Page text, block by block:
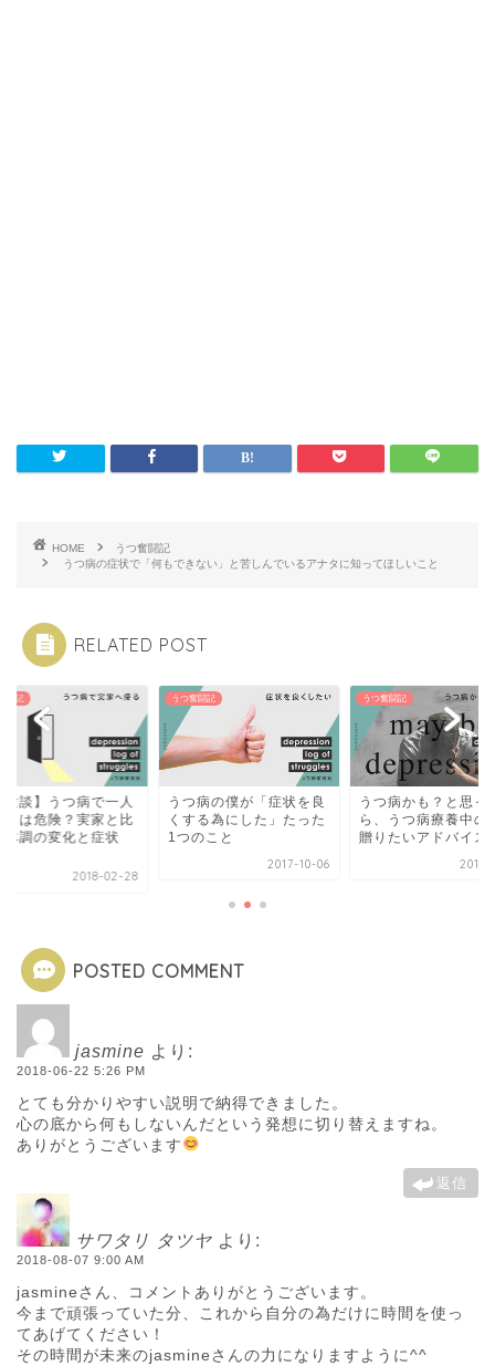
HOME
うつ奮闘記
うつ病の症状で「何もできない」と苦しんでいるアナタに知ってほしいこと
RELATED POST
闘記
験談】うつ病で一人
しは危険？実家と比
体調の変化と症状
2018-02-28
うつ奮闘記
うつ病の僕が「症状を良
くする為にした」たった
1つのこと
2017-10-06
うつ奮闘記
うつ病かも？と思っ
ら、うつ病療養中の
贈りたいアドバイス
2017-
POSTED COMMENT
jasmine より:
2018-06-22 5:26 PM
とても分かりやすい説明で納得できました。
心の底から何もしないんだという発想に切り替えますね。
ありがとうございます
返信
サワタリ タツヤ より:
2018-08-07 9:00 AM
jasmineさん、コメントありがとうございます。
今まで頑張っていた分、これから自分の為だけに時間を使っ
てあげてください！
その時間が未来のjasmineさんの力になりますように^^